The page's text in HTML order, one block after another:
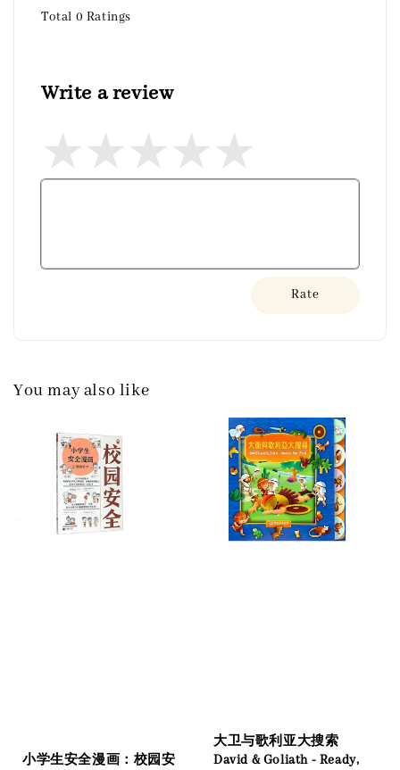
Total 0 Ratings
Write a review
Rate
You may also like
小学生安全漫画：校园安
大卫与歌利亚大搜索
David & Goliath - Ready,